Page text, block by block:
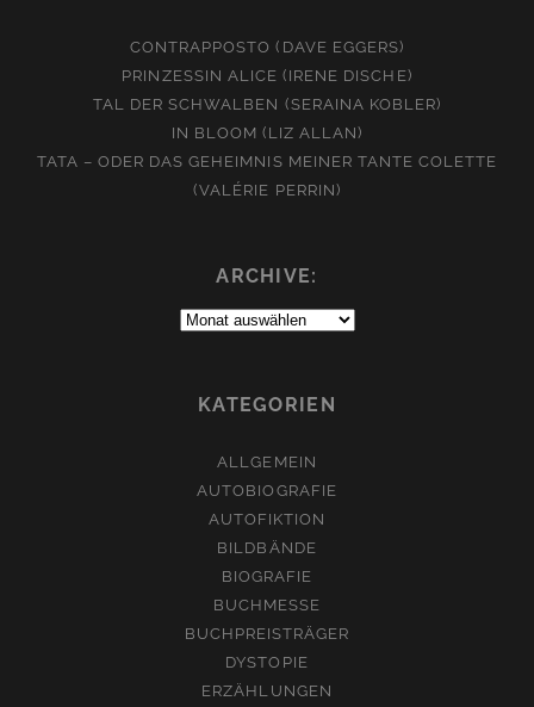
CONTRAPPOSTO (DAVE EGGERS)
PRINZESSIN ALICE (IRENE DISCHE)
TAL DER SCHWALBEN (SERAINA KOBLER)
IN BLOOM (LIZ ALLAN)
TATA – ODER DAS GEHEIMNIS MEINER TANTE COLETTE
(VALÉRIE PERRIN)
ARCHIVE:
Archive:
KATEGORIEN
ALLGEMEIN
AUTOBIOGRAFIE
AUTOFIKTION
BILDBÄNDE
BIOGRAFIE
BUCHMESSE
BUCHPREISTRÄGER
DYSTOPIE
ERZÄHLUNGEN